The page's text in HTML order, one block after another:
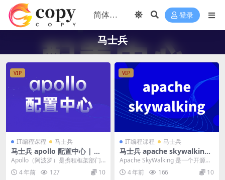
登录
马士兵
VIP
IT编程课程 马士兵
马士兵 apollo 配置中心 | 完
结
Apollo（阿波罗）是携程框架部门
研发的分布式配置中心，能够集中
化管理应用不同...
4 年前 127 10
VIP
IT编程课程 马士兵
马士兵 apache skywalking
| 完结
Apache SkyWalking 是一个开源的
APM 工具，用于监控分布式系...
4 年前 166 10